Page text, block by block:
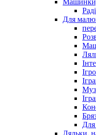
Машинки,
Для
Для
Ляльки,